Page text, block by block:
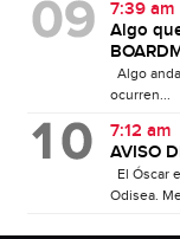
7:39 am
Algo
Algo
ocurren...
7:12 am
AVISO
El Óscar
Odisea.